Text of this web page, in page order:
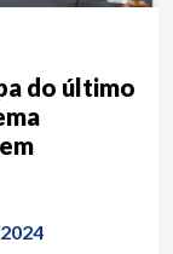
do último